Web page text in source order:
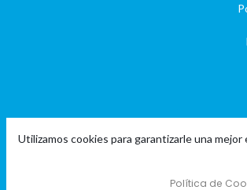
ERP
Utilizamos cookies para garantizarle una mejor
Política de